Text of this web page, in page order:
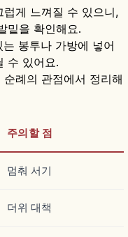
게 느껴질 수 있으니,
밑을 확인해요.
봉투나 가방에 넣어
수 있어요.
례의 관점에서 정리해
주의할 점
멈춰 서기
더위 대책